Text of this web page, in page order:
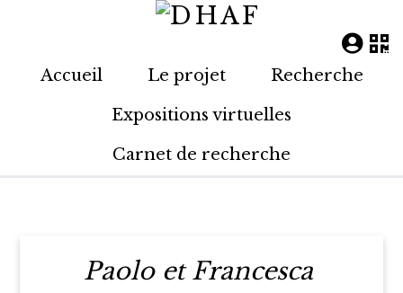
Accueil Le projet
Recherche
Expositions virtuelles
Carnet de recherche
Paolo et Francesca